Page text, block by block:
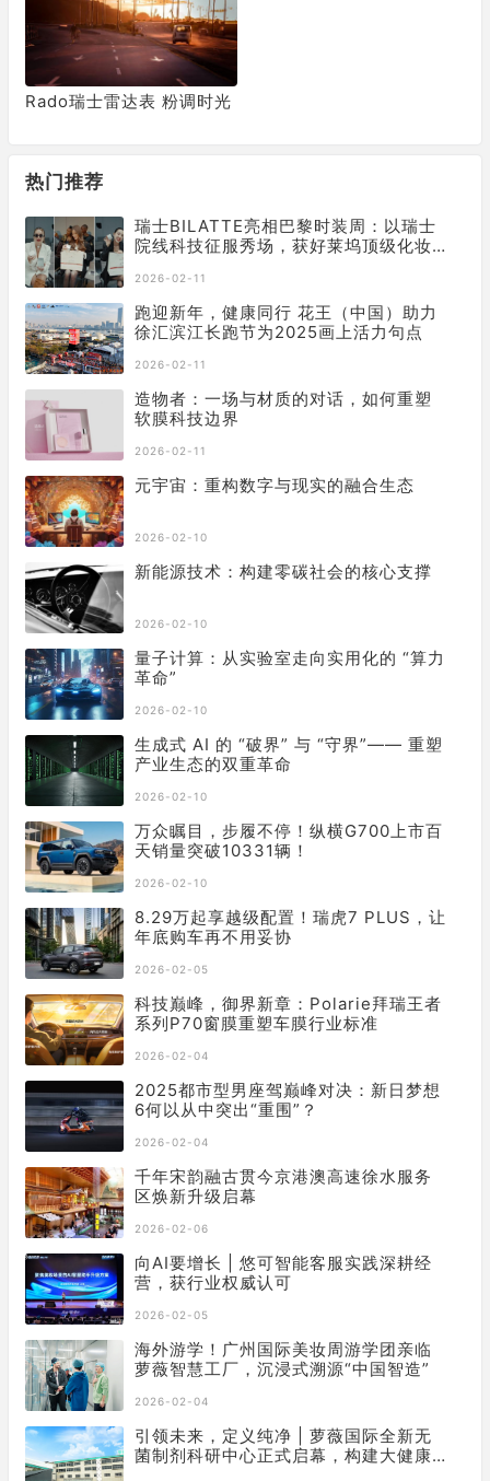
Rado瑞士雷达表 粉调时光
热门推荐
瑞士BILATTE亮相巴黎时装周：以瑞士
院线科技征服秀场，获好莱坞顶级化妆
2026-02-11
跑迎新年，健康同行 花王（中国）助力
徐汇滨江长跑节为2025画上活力句点
2026-02-11
造物者：一场与材质的对话，如何重塑
软膜科技边界
2026-02-11
元宇宙：重构数字与现实的融合生态
2026-02-10
新能源技术：构建零碳社会的核心支撑
2026-02-10
量子计算：从实验室走向实用化的 “算力
革命”
2026-02-10
生成式 AI 的 “破界” 与 “守界”—— 重塑
产业生态的双重革命
2026-02-10
万众瞩目，步履不停！纵横G700上市百
天销量突破10331辆！
2026-02-10
8.29万起享越级配置！瑞虎7 PLUS，让
年底购车再不用妥协
2026-02-05
科技巅峰，御界新章：Polarie拜瑞王者
系列P70窗膜重塑车膜行业标准
2026-02-04
2025都市型男座驾巅峰对决：新日梦想
6何以从中突出“重围”？
2026-02-04
千年宋韵融古贯今京港澳高速徐水服务
区焕新升级启幕
2026-02-06
向AI要增长 | 悠可智能客服实践深耕经
营，获行业权威认可
2026-02-05
海外游学！广州国际美妆周游学团亲临
萝薇智慧工厂，沉浸式溯源“中国智造”
2026-02-04
引领未来，定义纯净 | 萝薇国际全新无
菌制剂科研中心正式启幕，构建大健康